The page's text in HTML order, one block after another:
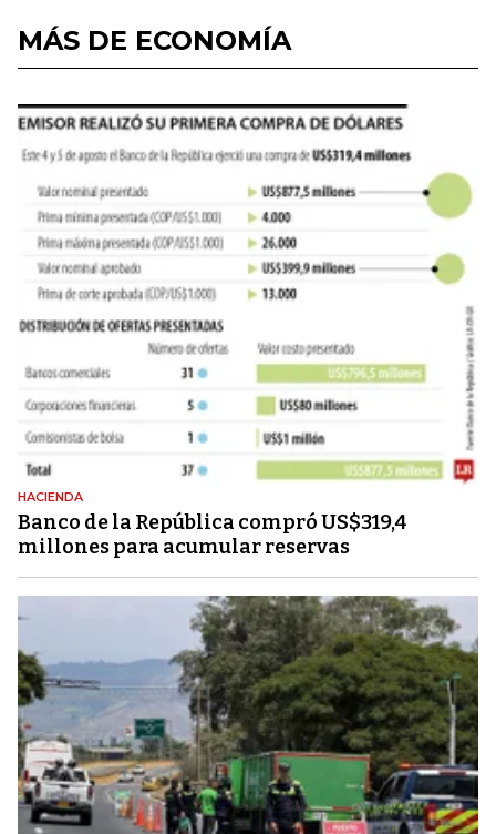
MÁS DE ECONOMÍA
HACIENDA
Banco de la República compró US$319,4
millones para acumular reservas